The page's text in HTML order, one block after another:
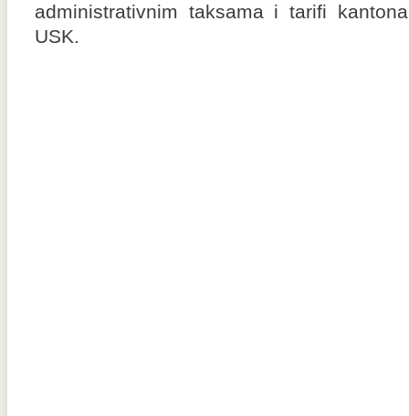
administrativnim taksama i tarifi
USK.